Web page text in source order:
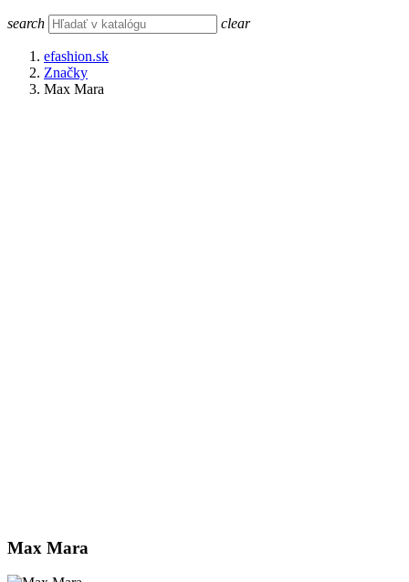
search clear
efashion.sk
Značky
Max Mara
Max Mara